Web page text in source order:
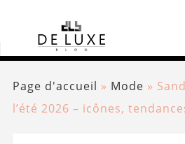
Page d'accueil » Mode »
l’été 2026 – icônes,